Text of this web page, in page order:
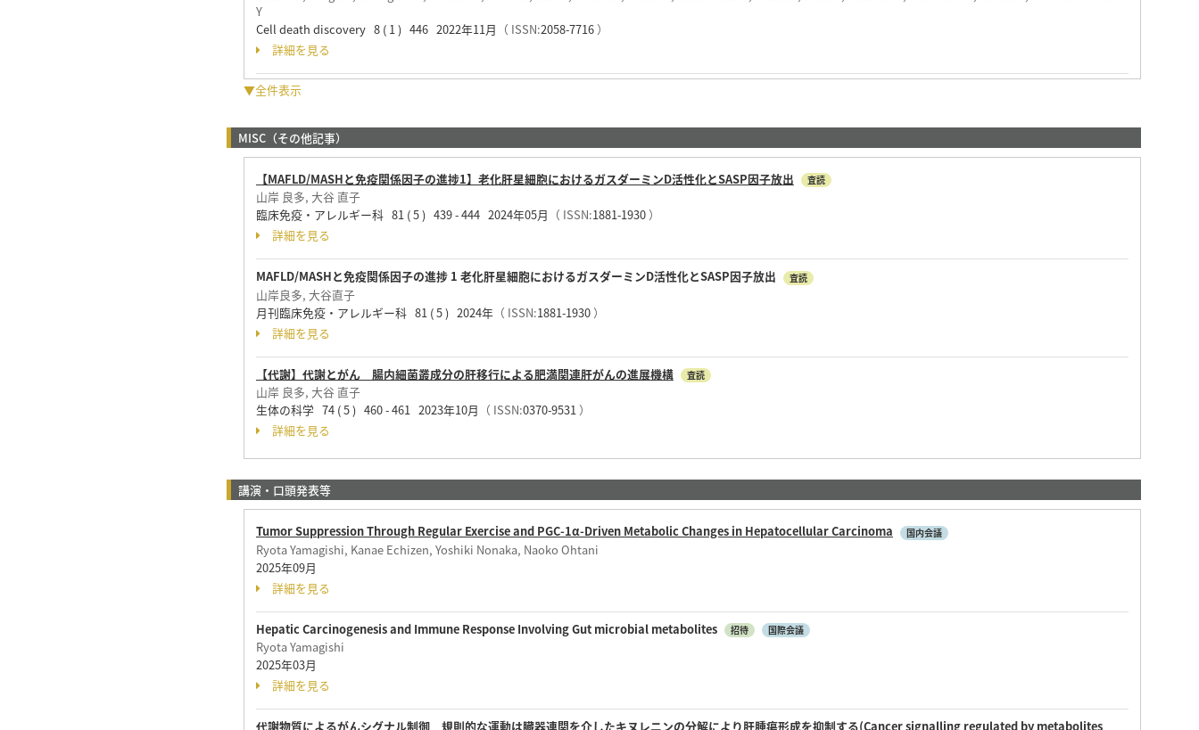
Y
Cell death discovery 8 ( 1 ) 446 2022年11月 （ ISSN:2058-7716）
詳細を見る
▼全件表示
MISC（その他記事）
【MAFLD/MASHと免疫関係因子の進捗1】老化肝星細胞におけるガスダーミンD活性化とSASP因子放出 査読
山岸 良多, 大谷 直子
臨床免疫・アレルギー科 81 ( 5 ) 439 - 444 2024年05月 （ ISSN:1881-1930）
詳細を見る
MAFLD/MASHと免疫関係因子の進捗 1 老化肝星細胞におけるガスダーミンD活性化とSASP因子放出 査読
山岸良多, 大谷直子
月刊臨床免疫・アレルギー科 81 ( 5 ) 2024年（ ISSN:1881-1930）
詳細を見る
【代謝】代謝とがん 腸内細菌叢成分の肝移行による肥満関連肝がんの進展機構 査読
山岸 良多, 大谷 直子
生体の科学 74 ( 5 ) 460 - 461 2023年10月 （ ISSN:0370-9531）
詳細を見る
講演・口頭発表等
Tumor Suppression Through Regular Exercise and PGC-1α-Driven Metabolic Changes in Hepatocellular Carcinoma 国内会議
Ryota Yamagishi, Kanae Echizen, Yoshiki Nonaka, Naoko Ohtani
2025年09月
詳細を見る
Hepatic Carcinogenesis and Immune Response Involving Gut microbial metabolites 招待 国際会議
Ryota Yamagishi
2025年03月
詳細を見る
代謝物質によるがんシグナル制御 規則的な運動は臓器連関を介したキヌレニンの分解により肝腫瘍形成を抑制する(Cancer signalling regulated by metabolites